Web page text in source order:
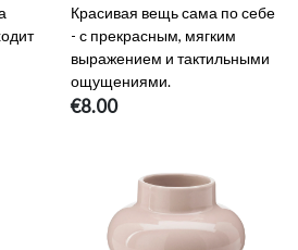
Красивая вещь сама по себе
- с прекрасным, мягким
выражением и тактильными
ощущениями.
€8.00